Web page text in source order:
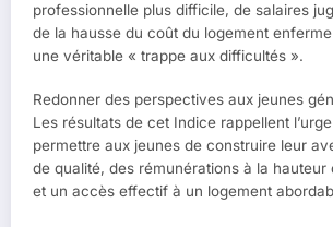
professionnelle plus difficile, de salaires
de la hausse du coût du logement
une véritable « trappe aux difficultés ».
Redonner des perspectives aux jeunes
Les résultats de cet Indice rappellent
permettre aux jeunes de construire leur
de qualité, des rémunérations à la
et un accès effectif à un logement